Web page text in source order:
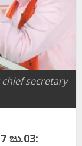
secretary
ಜು.03: